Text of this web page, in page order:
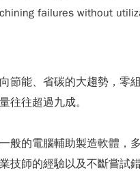
failures without
節能、省碳的大趨勢，零
往往超過九成。
般的電腦輔助製造軟體，
技師的經驗以及不斷嘗試